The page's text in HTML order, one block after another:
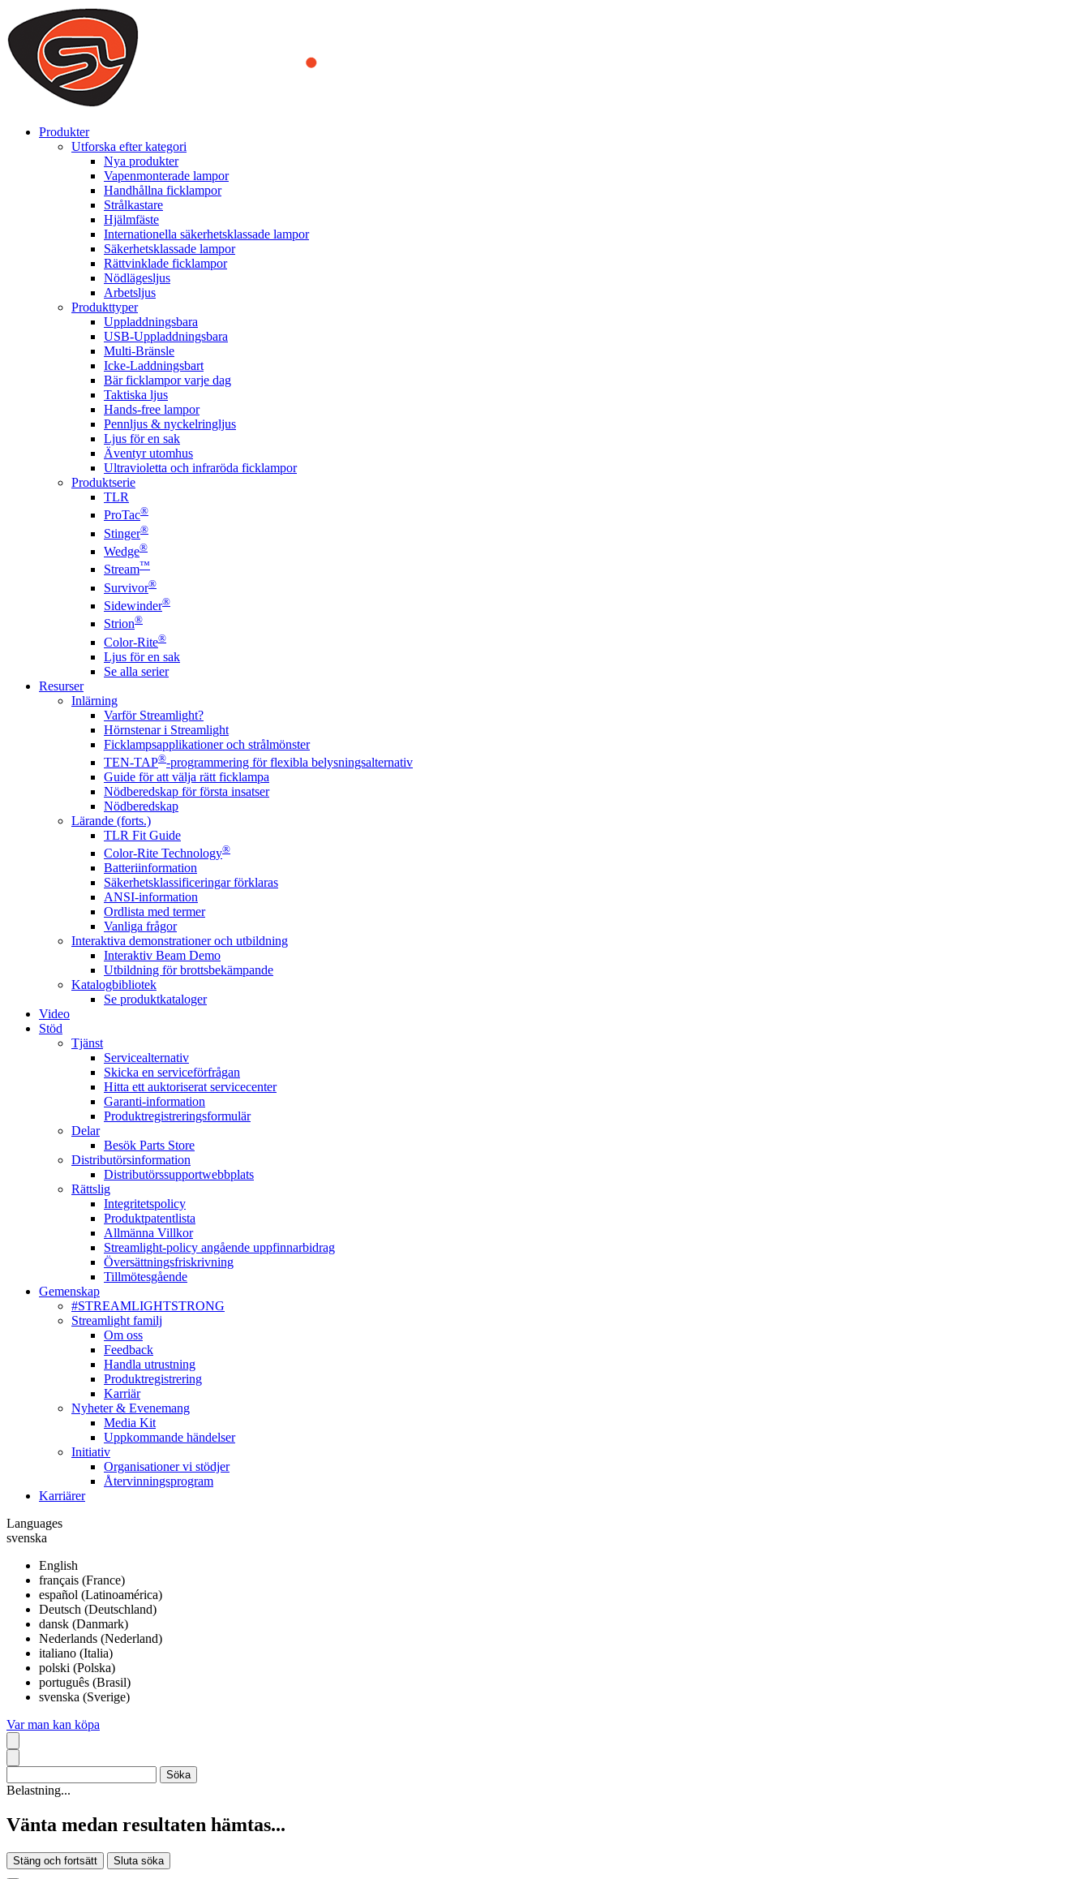
We use cookies to ensure that we provide you the best experience on our website. By continuing to browse this website, you accept that cookies are used to help us analyze how the website is used and to offer
you a better experience. To learn more or to find out how you can disable cookies, you can access our
ACCEPT AND CLOSE
Produkter
Utforska efter kategori
Nya produkter
Vapenmonterade lampor
Handhållna ficklampor
Strålkastare
Hjälmfäste
Internationella säkerhetsklassade lampor
Säkerhetsklassade lampor
Rättvinklade ficklampor
Nödlägesljus
Arbetsljus
Produkttyper
Uppladdningsbara
USB-Uppladdningsbara
Multi-Bränsle
Icke-Laddningsbart
Bär ficklampor varje dag
Taktiska ljus
Hands-free lampor
Pennljus & nyckelringljus
Ljus för en sak
Äventyr utomhus
Ultravioletta och infraröda ficklampor
Produktserie
TLR
ProTac®
Stinger®
Wedge®
Stream™
Survivor®
Sidewinder®
Strion®
Color-Rite®
Ljus för en sak
Se alla serier
Resurser
Inlärning
Varför Streamlight?
Hörnstenar i Streamlight
Ficklampsapplikationer och strålmönster
TEN-TAP®-programmering för flexibla belysningsalternativ
Guide för att välja rätt ficklampa
Nödberedskap för första insatser
Nödberedskap
Lärande (forts.)
TLR Fit Guide
Color-Rite Technology®
Batteriinformation
Säkerhetsklassificeringar förklaras
ANSI-information
Ordlista med termer
Vanliga frågor
Interaktiva demonstrationer och utbildning
Interaktiv Beam Demo
Utbildning för brottsbekämpande
Katalogbibliotek
Se produktkataloger
Video
Stöd
Tjänst
Servicealternativ
Skicka en serviceförfrågan
Hitta ett auktoriserat servicecenter
Garanti-information
Produktregistreringsformulär
Delar
Besök Parts Store
Distributörsinformation
Distributörssupportwebbplats
Rättslig
Integritetspolicy
Produktpatentlista
Allmänna Villkor
Streamlight-policy angående uppfinnarbidrag
Översättningsfriskrivning
Tillmötesgående
Gemenskap
#STREAMLIGHTSTRONG
Streamlight familj
Om oss
Feedback
Handla utrustning
Produktregistrering
Karriär
Nyheter & Evenemang
Media Kit
Uppkommande händelser
Initiativ
Organisationer vi stödjer
Återvinningsprogram
Karriärer
Languages
svenska
English
français (France)
español (Latinoamérica)
Deutsch (Deutschland)
dansk (Danmark)
Nederlands (Nederland)
italiano (Italia)
polski (Polska)
português (Brasil)
svenska (Sverige)
Var man kan köpa
Belastning...
Vänta medan resultaten hämtas...
Stäng och fortsätt Sluta söka